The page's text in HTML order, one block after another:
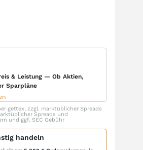
& Leistung — Ob Aktien,
Sparpläne
gettex, zzgl. marktüblicher Spreads
Spreads und
und ggf. SEC Gebühr
handeln